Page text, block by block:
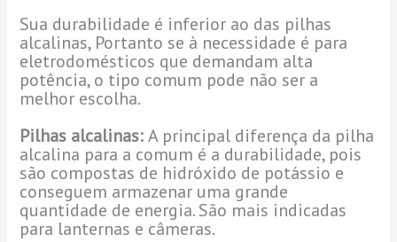
Sua durabilidade é inferior ao das pilhas
alcalinas, Portanto se à necessidade é para
eletrodomésticos que demandam alta
potência, o tipo comum pode não ser a
melhor escolha.
Pilhas alcalinas:A principal diferença da pilha
alcalina para a comum é a durabilidade, pois
são compostas de hidróxido de potássio e
conseguem armazenar uma grande
quantidade de energia. São mais indicadas
para lanternas e câmeras.